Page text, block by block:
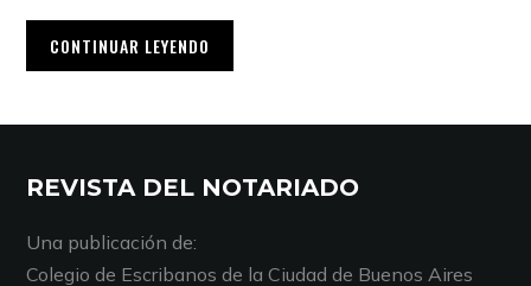
CONTINUAR LEYENDO
REVISTA DEL NOTARIADO
Una publicación de:
Colegio de Escribanos de la Ciudad de Buenos Aires